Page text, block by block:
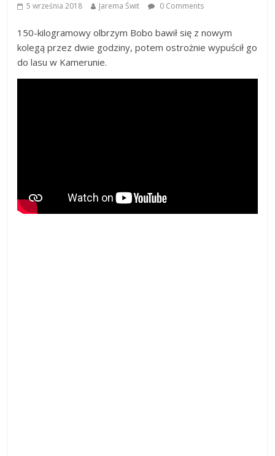
5 września 2018 Jarema Świt 0 Comments
150-kilogramowy olbrzym Bobo bawił się z nowym
kolegą przez dwie godziny, potem ostrożnie wypuścił go
do lasu w Kamerunie.